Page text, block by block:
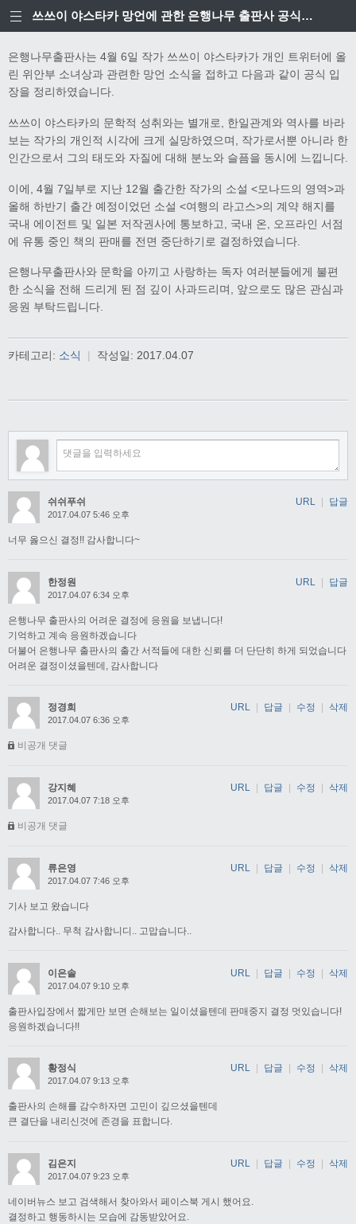
쓰쓰이 야스타카 망언에 관한 은행나무 출판사 공식입장
은행나무출판사는 4월 6일 작가 쓰쓰이 야스타카가 개인 트위터에 올
린 위안부 소녀상과 관련한 망언 소식을 접하고 다음과 같이 공식 입
장을 정리하였습니다.
쓰쓰이 야스타카의 문학적 성취와는 별개로, 한일관계와 역사를 바라
보는 작가의 개인적 시각에 크게 실망하였으며, 작가로서뿐 아니라 한
인간으로서 그의 태도와 자질에 대해 분노와 슬픔을 동시에 느낍니다.
이에, 4월 7일부로 지난 12월 출간한 작가의 소설 <모나드의 영역>과
올해 하반기 출간 예정이었던 소설 <여행의 라고스>의 계약 해지를
국내 에이전트 및 일본 저작권사에 통보하고, 국내 온, 오프라인 서점
에 유통 중인 책의 판매를 전면 중단하기로 결정하였습니다.
은행나무출판사와 문학을 아끼고 사랑하는 독자 여러분들에게 불편
한 소식을 전해 드리게 된 점 깊이 사과드리며, 앞으로도 많은 관심과
응원 부탁드립니다.
카테고리: 소식 | 작성일: 2017.04.07
쉬쉬푸쉬
2017.04.07 5:46 오후
너무 옳으신 결정!! 감사합니다~
URL | 답글
한정원
2017.04.07 6:34 오후
은행나무 출판사의 어려운 결정에 응원을 보냅니다!
기억하고 계속 응원하겠습니다
더불어 은행나무 출판사의 출간 서적들에 대한 신뢰를 더 단단히 하게 되었습니다
어려운 결정이셨을텐데, 감사합니다
URL | 답글
정경희
2017.04.07 6:36 오후
비공개 댓글
URL 답글 수정 삭제
강지혜
2017.04.07 7:18 오후
비공개 댓글
URL 답글 수정 삭제
류은영
2017.04.07 7:46 오후
기사 보고 왔습니다
감사합니다.. 무척 감사합니디.. 고맙습니다..
URL 답글 수정 삭제
이은솔
2017.04.07 9:10 오후
출판사입장에서 짧게만 보면 손해보는 일이셨을텐데 판매중지 결정 멋있습니다!
응원하겠습니다!!
URL | 답글 | 수정 | 삭제
황정식
2017.04.07 9:13 오후
출판사의 손해를 감수하자면 고민이 깊으셨을텐데
큰 결단을 내리신것에 존경을 표합니다.
URL 답글 수정 삭제
김은지
2017.04.07 9:23 오후
네이버뉴스 보고 검색해서 찾아와서 페이스북 게시 했어요.
결정하고 행동하시는 모습에 감동받았어요.
URL 답글 수정 삭제